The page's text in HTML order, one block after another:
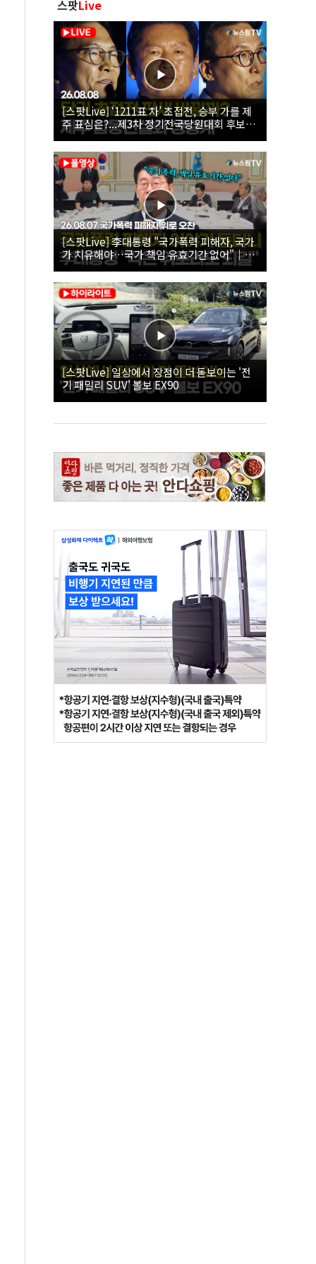
스팟Live
[스팟Live] ‘1211표 차’ 초접전, 승부 가를 제
주 표심은?...제3차 정기전국당원대회 후보자
제주 합동연설회 생중계 | 26.08.08
[스팟Live] 李대통령 "국가폭력 피해자, 국가
가 치유해야…국가 책임 유효기간 없어"｜
26.08.07 국가폭력 피해자 위로 오찬
[스팟Live] 일상에서 장점이 더 돋보이는 '전
기 패밀리 SUV' 볼보 EX90